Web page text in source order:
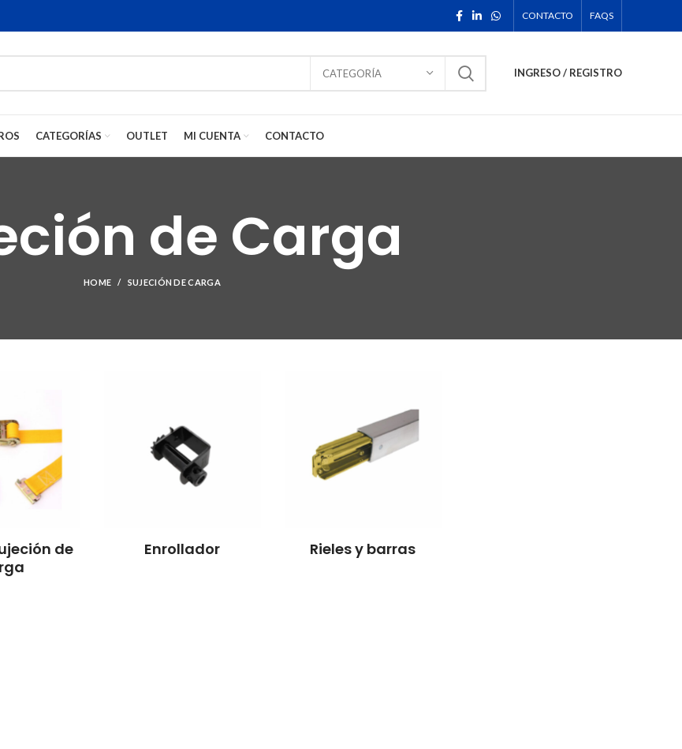
CONTACTO FAQS
CATEGORÍA INGRESO / REGISTRO
CATEGORÍAS OUTLET MI CUENTA CONTACTO
de Carga
HOME SUJECIÓN DE CARGA
de
Enrollador Rieles y barras